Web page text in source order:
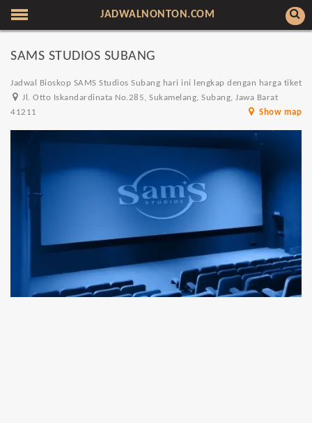
JADWALNONTON.COM
SAMS STUDIOS SUBANG
Jadwal Bioskop SAMS Studios Subang hari ini lengkap dengan harga tiket
Jl. Otto Iskandardinata No.285, Sukamelang, Subang, Jawa Barat
41211
Show map